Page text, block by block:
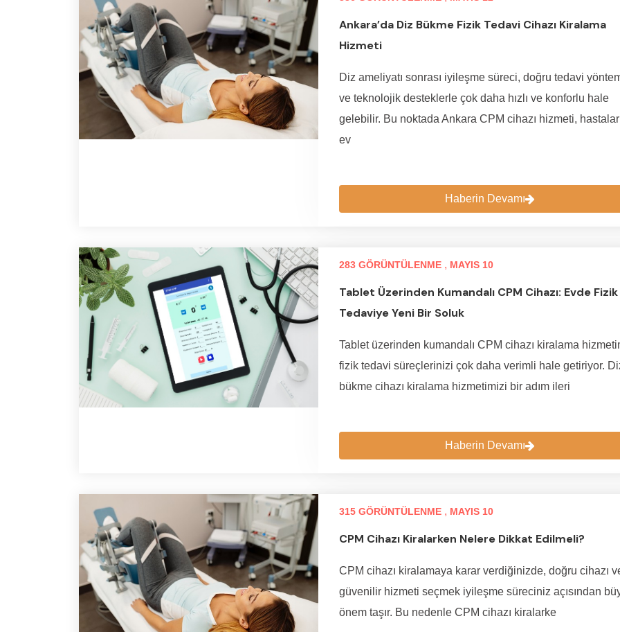
Ankara’da Diz Bükme Fizik Tedavi Cihazı Kiralama
Hizmeti
Diz ameliyatı sonrası iyileşme süreci, doğru tedavi
ve teknolojik desteklerle çok daha hızlı ve konforlu hale
gelebilir. Bu noktada Ankara CPM cihazı hizmeti,
ev
Haberin Devamı
283 GÖRÜNTÜLENME , MAYIS 10
Tablet Üzerinden Kumandalı CPM Cihazı: Evde Fizik
Tedaviye Yeni Bir Soluk
Tablet üzerinden kumandalı CPM cihazı kiralama
fizik tedavi süreçlerinizi çok daha verimli hale getiriyor.
bükme cihazı kiralama hizmetimizi bir adım ileri
Haberin Devamı
315 GÖRÜNTÜLENME , MAYIS 10
CPM Cihazı Kiralarken Nelere Dikkat Edilmeli?
CPM cihazı kiralamaya karar verdiğinizde, doğru cihazı
güvenilir hizmeti seçmek iyileşme süreciniz açısından
önem taşır. Bu nedenle CPM cihazı kiralarke